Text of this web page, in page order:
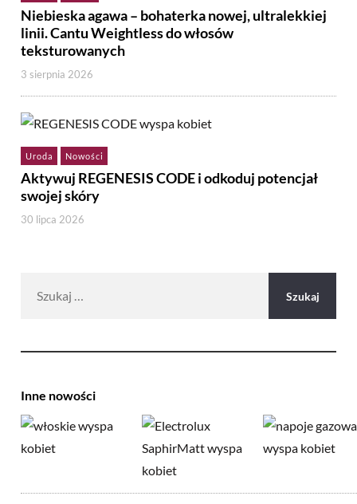
Niebieska agawa – bohaterka nowej, ultralekkiej
linii. Cantu Weightless do włosów
teksturowanych
3 sierpnia 2026
Uroda Nowości
Aktywuj REGENESIS CODE i odkoduj potencjał
swojej skóry
30 lipca 2026
Inne nowości